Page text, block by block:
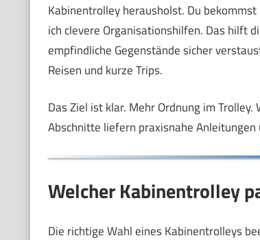
Kabinentrolley herausholst. Du
ich clevere Organisationshilfen. Das hilft
empfindliche Gegenstände sicher
Reisen und kurze Trips.
Das Ziel ist klar. Mehr Ordnung im
Abschnitte liefern praxisnahe
Welcher Kabinentrolley
Die richtige Wahl eines Kabinentrolleys